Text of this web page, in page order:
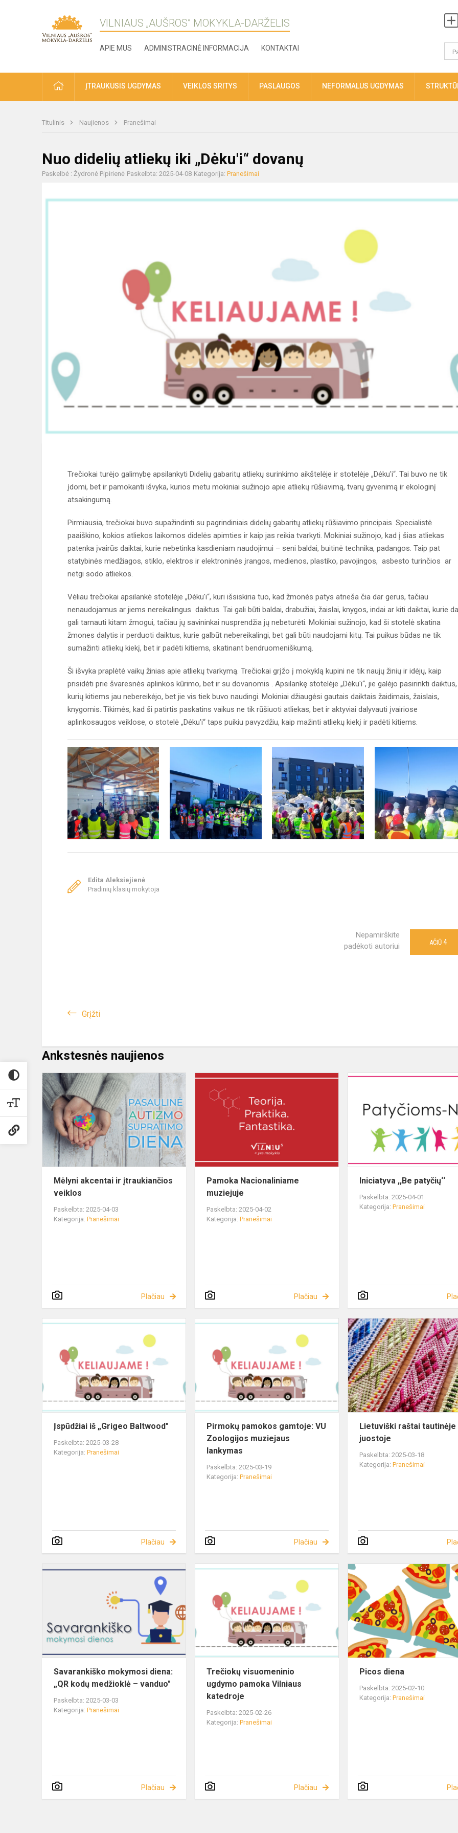
VILNIAUS „AUŠROS” MOKYKLA-DARŽELIS
APIE MUS ADMINISTRACINĖ INFORMACIJA KONTAKTAI
ĮTRAUKUSIS UGDYMAS VEIKLOS SRITYS PASLAUGOS NEFORMALUS UGDYMAS
Titulinis Naujienos Pranešimai
Nuo didelių atliekų iki „Dėku'i“ dovanų
Paskelbė : Žydronė Pipirienė Paskelbta: 2025-04-08 Kategorija: Pranešimai
Trečiokai turėjo galimybę apsilankyti Didelių gabaritų atliekų surinkimo aikštelėje ir stotelėje „Dėku'i“. Tai buvo ne tik
įdomi, bet ir pamokanti išvyka, kurios metu mokiniai sužinojo apie atliekų rūšiavimą, tvarų gyvenimą ir ekologinį
atsakingumą.
Pirmiausia, trečiokai buvo supažindinti su pagrindiniais didelių gabaritų atliekų rūšiavimo principais. Specialistė
paaiškino, kokios atliekos laikomos didelės apimties ir kaip jas reikia tvarkyti. Mokiniai sužinojo, kad į šias atliekas
patenka įvairūs daiktai, kurie nebetinka kasdieniam naudojimui – seni baldai, buitinė technika, padangos. Taip pat
statybinės medžiagos, stiklo, elektros ir elektroninės įrangos, medienos, plastiko, pavojingos, asbesto turinčios ar
netgi sodo atliekos.
Vėliau trečiokai apsilankė stotelėje „Dėku'i“, kuri išsiskiria tuo, kad žmonės patys atneša čia dar gerus, tačiau
nenaudojamus ar jiems nereikalingus daiktus. Tai gali būti baldai, drabužiai, žaislai, knygos, indai ar kiti daiktai, kurie
gali tarnauti kitam žmogui, tačiau jų savininkai nusprendžia jų nebeturėti. Mokiniai sužinojo, kad ši stotelė skatina
žmones dalytis ir perduoti daiktus, kurie galbūt nebereikalingi, bet gali būti naudojami kitų. Tai puikus būdas ne tik
sumažinti atliekų kiekį, bet ir padėti kitiems, skatinant bendruomeniškumą.
Ši išvyka praplėtė vaikų žinias apie atliekų tvarkymą. Trečiokai grįžo į mokyklą kupini ne tik naujų žinių ir idėjų, kaip
prisidėti prie švaresnės aplinkos kūrimo, bet ir su dovanomis . Apsilankę stotelėje „Dėku'i“, jie galėjo pasirinkti daiktus,
kurių kitiems jau nebereikėjo, bet jie vis tiek buvo naudingi. Mokiniai džiaugėsi gautais daiktais žaidimais, žaislais,
knygomis. Tikimės, kad ši patirtis paskatins vaikus ne tik rūšiuoti atliekas, bet ir aktyviai dalyvauti įvairiose
aplinkosaugos veiklose, o stotelė „Dėku'i“ taps puikiu pavyzdžiu, kaip mažinti atliekų kiekį ir padėti kitiems.
Edita Aleksiejienė
Pradinių klasių mokytoja
Nepamirškite
padėkoti autoriui
AČIŪ 4
Grįžti
Ankstesnės naujienos
Mėlyni akcentai ir įtraukiančios
veiklos
Paskelbta: 2025-04-03
Kategorija: Pranešimai
Plačiau
Pamoka Nacionaliniame
muziejuje
Paskelbta: 2025-04-02
Kategorija:Pranešimai
Plačiau
Iniciatyva ,,Be patyčių‘‘
Paskelbta: 2025-04-01
Kategorija:Pranešimai
Įspūdžiai iš „Grigeo Baltwood"
Paskelbta: 2025-03-28
Kategorija: Pranešimai
Plačiau
Pirmokų pamokos gamtoje: VU
Zoologijos muziejaus
lankymas
Paskelbta: 2025-03-19
Kategorija:Pranešimai
Plačiau
Lietuviški raštai tautinėje
juostoje
Paskelbta: 2025-03-18
Kategorija:Pranešimai
Savarankiško mokymosi diena:
„QR kodų medžioklė – vanduo"
Paskelbta: 2025-03-03
Kategorija: Pranešimai
Plačiau
Trečiokų visuomeninio
ugdymo pamoka Vilniaus
katedroje
Paskelbta: 2025-02-26
Kategorija:Pranešimai
Plačiau
Picos diena
Paskelbta: 2025-02-10
Kategorija:Pranešimai